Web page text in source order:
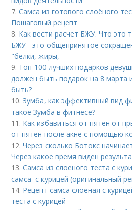
7.Самса из готового слоёного
Пошаговый рецепт
8. Как вести расчет БЖУ. Что это
БЖУ - это общепринятое
"белки, жиры,
9. Топ-100 лучших подарков
должен быть подарок на 8 марта
быть?
10.Зумба, как эффективный вид
такое Зумба в фитнесе?
11. Как избавиться от пятен от
от пятен после акне с помощью
12.Через сколько Ботокс
Через какое время виден
13.Самса из слоеного теста с
самса с курицей (оригинальный
14. Рецепт самса слоёная с
теста с курицей